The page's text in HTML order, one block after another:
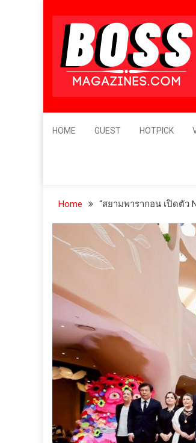
content
Leader's Vision
HOME GUEST HOTPICK
Home “สยามพารากอน เปิดตัว